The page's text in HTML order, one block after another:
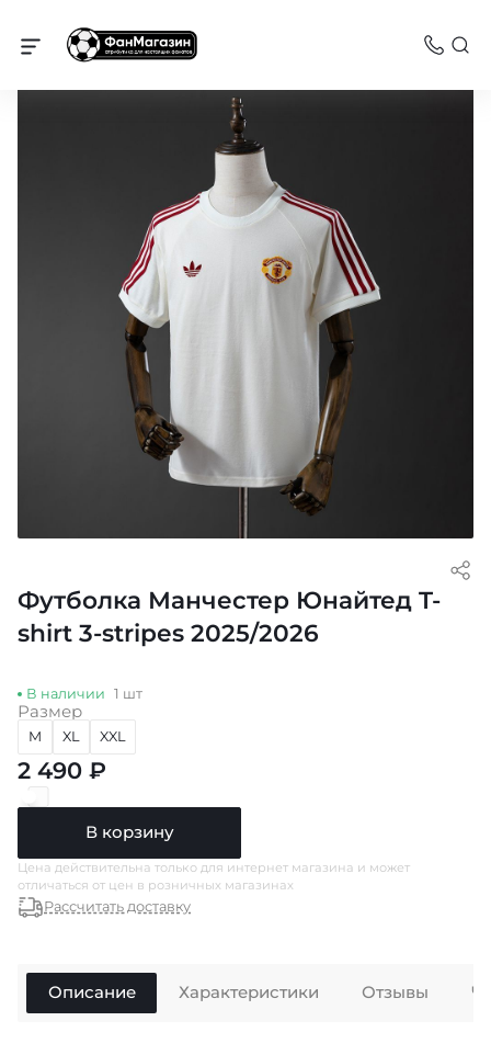
Манчестер Юнайтед
Футболка Манчестер Юнайтед T-
shirt 3-stripes 2025/2026
В наличии 1 шт
Размер
M XL XXL
2 490 ₽
В корзину
Цена действительна только для интернет магазина и может
отличаться от цен в розничных магазинах
Рассчитать доставку
Описание Характеристики Отзывы